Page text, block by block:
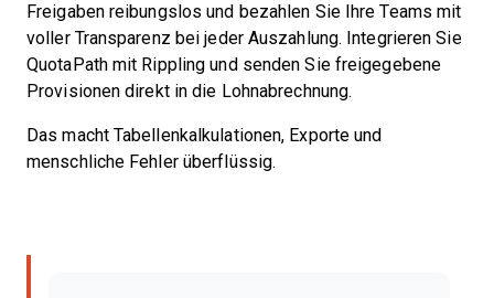
Freigaben reibungslos und bezahlen Sie Ihre Teams mit
voller Transparenz bei jeder Auszahlung. Integrieren Sie
QuotaPath mit Rippling und senden Sie freigegebene
Provisionen direkt in die Lohnabrechnung.
Das macht Tabellenkalkulationen, Exporte und
menschliche Fehler überflüssig.